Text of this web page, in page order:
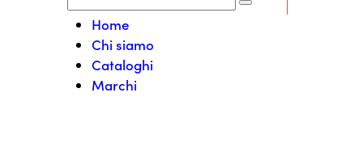
Home
Chi siamo
Cataloghi
Marchi